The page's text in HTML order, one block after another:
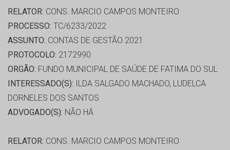
RELATOR: CONS. MARCIO CAMPOS MONTEIRO
PROCESSO: TC/6233/2022
ASSUNTO: CONTAS DE GESTÃO 2021
PROTOCOLO: 2172990
ORGÃO: FUNDO MUNICIPAL DE SAÚDE DE FATIMA DO SUL
INTERESSADO(S): ILDA SALGADO MACHADO, LUDELCA
DORNELES DOS SANTOS
ADVOGADO(S): NÃO HÁ
RELATOR: CONS. MARCIO CAMPOS MONTEIRO